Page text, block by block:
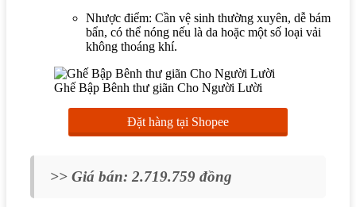
Nhược điểm: Cần vệ sinh thường xuyên, dễ bám
bẩn, có thể nóng nếu là da hoặc một số loại vải
không thoáng khí.
Ghế Bập Bênh thư giãn Cho Người Lười
Đặt hàng tại Shopee
>> Giá bán: 2.719.759 đồng